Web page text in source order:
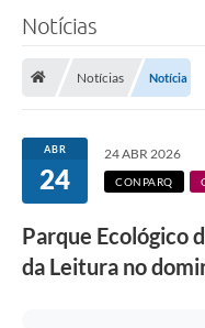
Notícias
Notícias Notícia
ABR
24
24 ABR 2026
CONPARQ
Parque Ecológico
da Leitura no